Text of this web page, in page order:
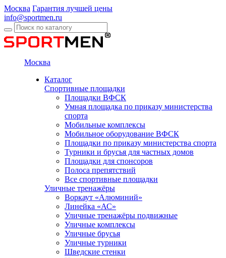
Москва Гарантия лучшей цены
info@sportmen.ru
Москва
Каталог
Спортивные площадки
Площадки ВФСК
Умная площадка по приказу министерства
спорта
Мобильные комплексы
Мобильное оборудование ВФСК
Площадки по приказу министерства спорта
Турники и брусья для частных домов
Площадки для спонсоров
Полоса препятствий
Все спортивные площадки
Уличные тренажёры
Воркаут «Алюминий»
Линейка «АС»
Уличные тренажёры подвижные
Уличные комплексы
Уличные брусья
Уличные турники
Шведские стенки